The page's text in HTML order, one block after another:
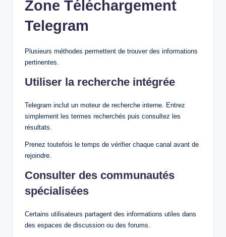
Zone Téléchargement
Telegram
Plusieurs méthodes permettent de trouver des informations
pertinentes.
Utiliser la recherche intégrée
Telegram inclut un moteur de recherche interne. Entrez
simplement les termes recherchés puis consultez les
résultats.
Prenez toutefois le temps de vérifier chaque canal avant de
rejoindre.
Consulter des communautés
spécialisées
Certains utilisateurs partagent des informations utiles dans
des espaces de discussion ou des forums.